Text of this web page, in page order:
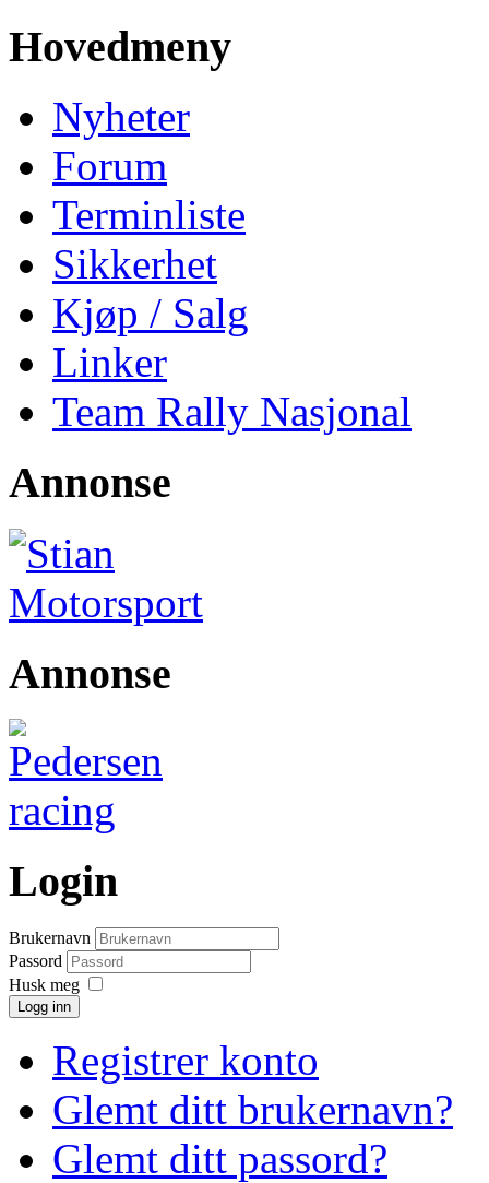
Hovedmeny
Nyheter
Forum
Terminliste
Sikkerhet
Kjøp / Salg
Linker
Team Rally Nasjonal
Annonse
Annonse
Login
Brukernavn
Passord
Husk meg
Logg inn
Registrer konto
Glemt ditt brukernavn?
Glemt ditt passord?